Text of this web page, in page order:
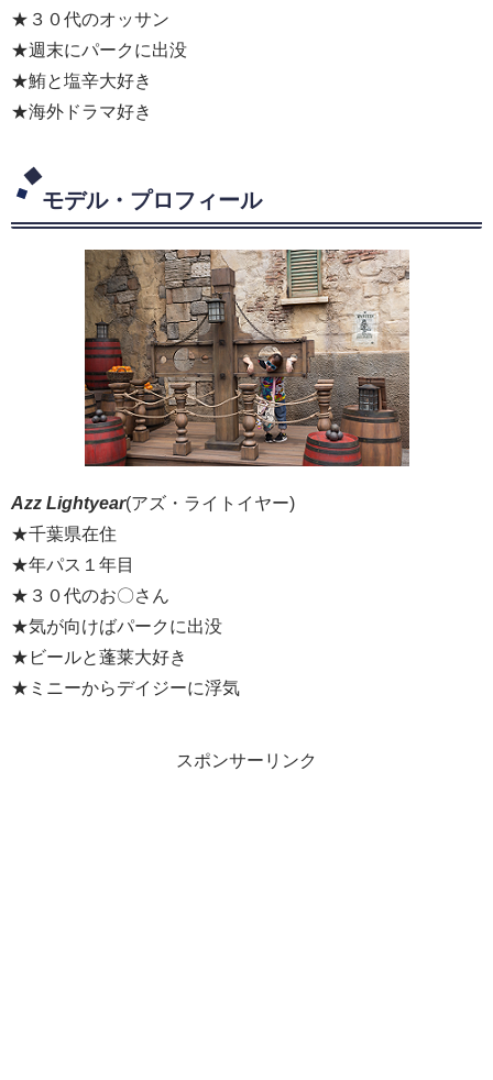
★３０代のオッサン
★週末にパークに出没
★鮪と塩辛大好き
★海外ドラマ好き
モデル・プロフィール
Azz Lightyear(アズ・ライトイヤー)
★千葉県在住
★年パス１年目
★３０代のお〇さん
★気が向けばパークに出没
★ビールと蓬莱大好き
★ミニーからデイジーに浮気
スポンサーリンク